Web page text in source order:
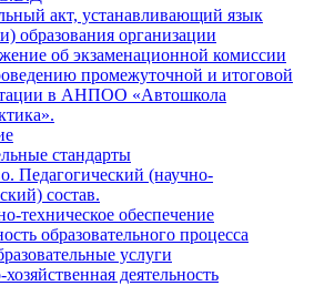
акт, устанавливающий язык
образования организации
об экзаменационной комиссии
промежуточной и итоговой
в АНПОО «Автошкола
стандарты
Педагогический (научно-
состав.
техническое обеспечение
образовательного процесса
услуги
деятельность